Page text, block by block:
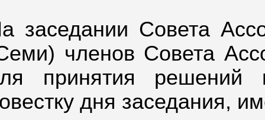
заседании Совета
членов Совета
принятия решений
дня заседания,